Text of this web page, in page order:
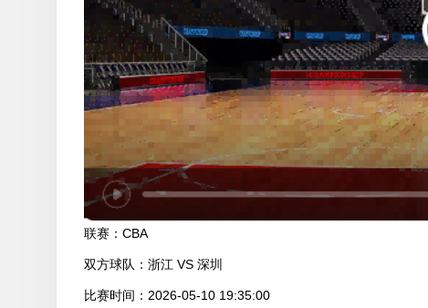
联赛： CBA
双方球队： 浙江 VS 深圳
比赛时间： 2026-05-10 19:35:00